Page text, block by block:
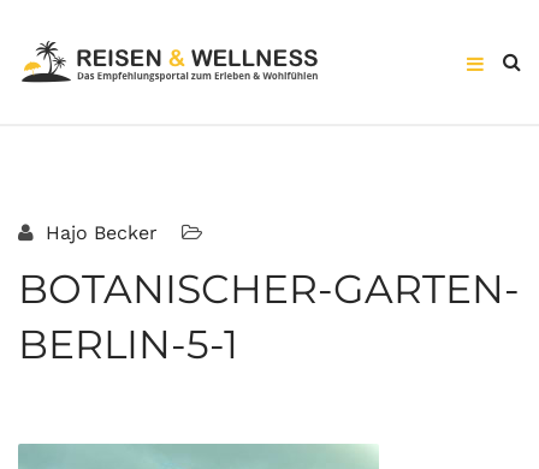
Hajo Becker
BOTANISCHER-GARTEN-
BERLIN-5-1